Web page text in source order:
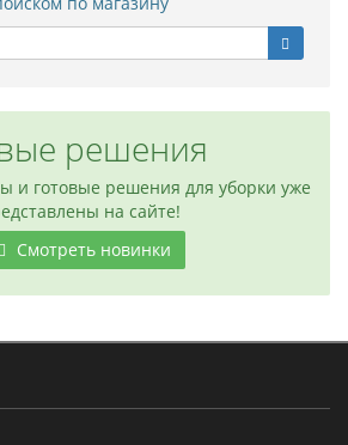
решения
и готовые решения для уборки уже
на сайте!
Смотреть новинки